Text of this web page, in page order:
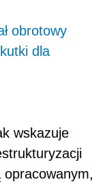
obrotowy
dla
wskazuje
opracowanym,